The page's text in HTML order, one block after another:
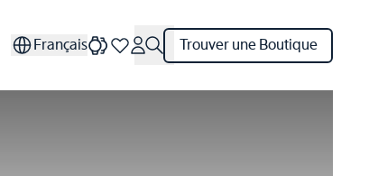
Français Trouver une Boutique